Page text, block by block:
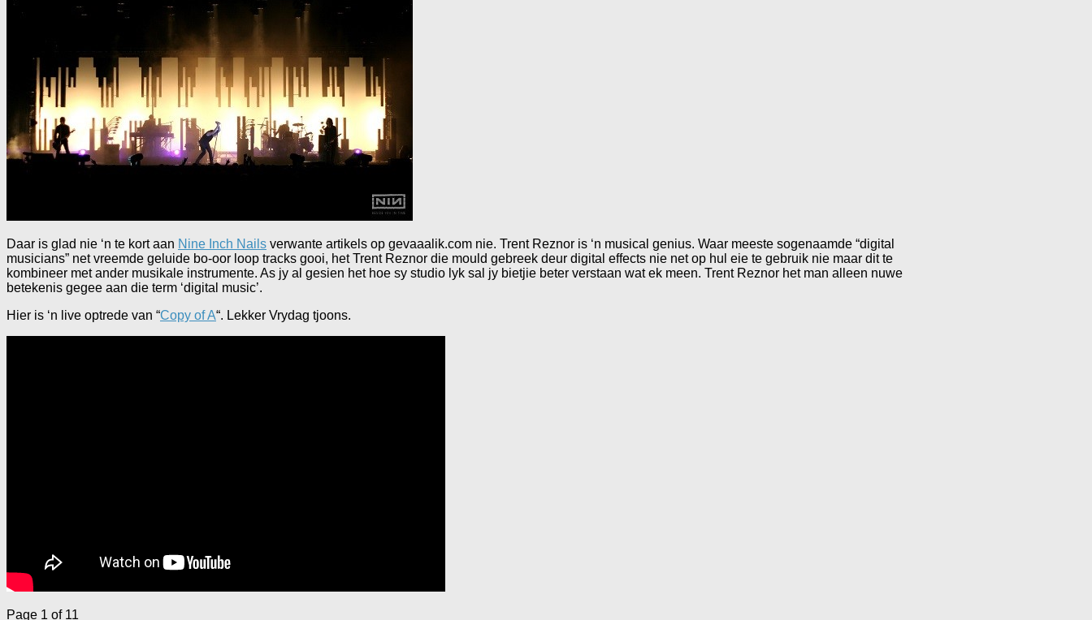
Daar is glad nie ‘n te kort aan Nine Inch Nails verwante artikels op gevaaalik.com nie. Trent Reznor is ‘n musical genius. Waar meeste sogenaamde “digital
musicians” net vreemde geluide bo-oor loop tracks gooi, het Trent Reznor die mould gebreek deur digital effects nie net op hul eie te gebruik nie maar dit te
kombineer met ander musikale instrumente. As jy al gesien het hoe sy studio lyk sal jy bietjie beter verstaan wat ek meen. Trent Reznor het man alleen nuwe
betekenis gegee aan die term ‘digital music’.
Hier is ‘n live optrede van “Copy of A“. Lekker Vrydag tjoons.
Page 1 of 11